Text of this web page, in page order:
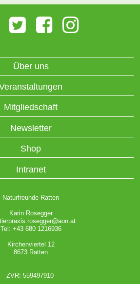
Über uns
Mitgliedschaft
Newsletter
Shop
Intranet
Naturfreunde Ratten
Karin Rosegger
Tel: +43 680 1216936
Kirchenviertel 12
8673 Ratten
ZVR: 559497910